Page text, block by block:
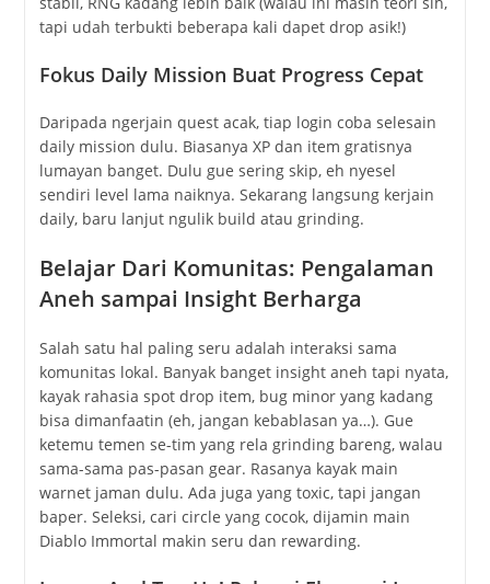
tapi udah terbukti beberapa kali dapet drop asik!)
Fokus Daily Mission Buat Progress Cepat
Daripada ngerjain quest acak, tiap login coba selesain
daily mission dulu. Biasanya XP dan item gratisnya
lumayan banget. Dulu gue sering skip, eh nyesel
sendiri level lama naiknya. Sekarang langsung kerjain
daily, baru lanjut ngulik build atau grinding.
Belajar Dari Komunitas: Pengalaman
Aneh sampai Insight Berharga
Salah satu hal paling seru adalah interaksi sama
komunitas lokal. Banyak banget insight aneh tapi nyata,
kayak rahasia spot drop item, bug minor yang kadang
bisa dimanfaatin (eh, jangan kebablasan ya…). Gue
ketemu temen se-tim yang rela grinding bareng, walau
sama-sama pas-pasan gear. Rasanya kayak main
warnet jaman dulu. Ada juga yang toxic, tapi jangan
baper. Seleksi, cari circle yang cocok, dijamin main
Diablo Immortal makin seru dan rewarding.